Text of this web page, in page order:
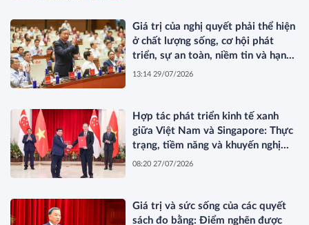
Giá trị của nghị quyết phải thể hiện
ở chất lượng sống, cơ hội phát
triển, sự an toàn, niềm tin và hạnh
phúc của nhân dân*
13:14 29/07/2026
Hợp tác phát triển kinh tế xanh
giữa Việt Nam và Singapore: Thực
trạng, tiềm năng và khuyến nghị
chính sách
08:20 27/07/2026
Giá trị và sức sống của các quyết
sách đo bằng: Điểm nghẽn được